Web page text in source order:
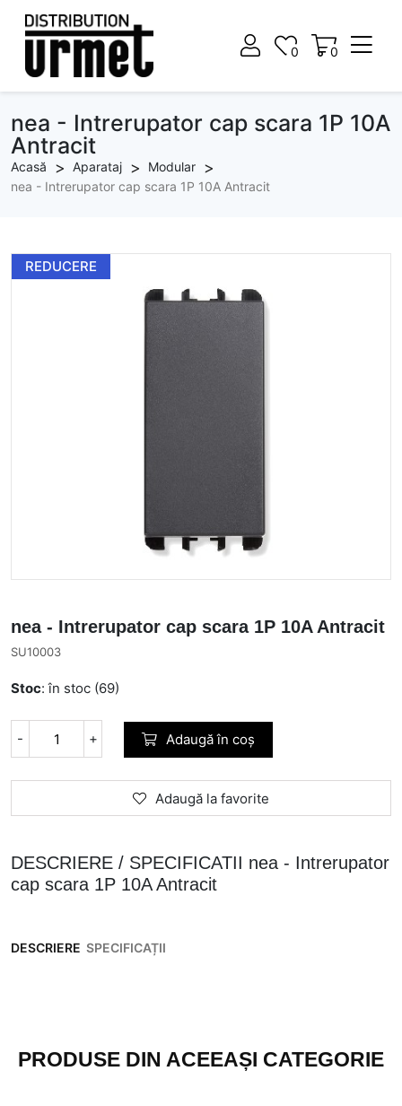
0
0 0
nea - Intrerupator cap scara 1P 10A
Antracit
Acasă Aparataj
Modular
nea - Intrerupator cap scara 1P 10A Antracit
REDUCERE
nea - Intrerupator cap scara 1P 10A Antracit
SU10003
Stoc: în stoc (69)
- + Adaugă în coș
Adaugă la favorite
DESCRIERE / SPECIFICATII nea - Intrerupator
cap scara 1P 10A Antracit
DESCRIERE SPECIFICAȚII
PRODUSE DIN ACEEAȘI CATEGORIE